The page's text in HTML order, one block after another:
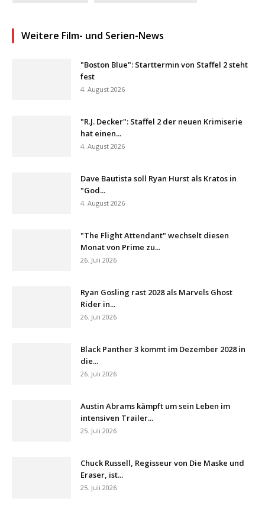
Weitere Film- und Serien-News
"Boston Blue": Starttermin von Staffel 2 steht
fest
4. August 2026
"R.J. Decker": Staffel 2 der neuen Krimiserie
hat einen...
4. August 2026
Dave Bautista soll Ryan Hurst als Kratos in
"God...
4. August 2026
"The Flight Attendant" wechselt diesen
Monat von Prime zu...
26. Juli 2026
Ryan Gosling rast 2028 als Marvels Ghost
Rider in...
26. Juli 2026
Black Panther 3 kommt im Dezember 2028 in
die...
26. Juli 2026
Austin Abrams kämpft um sein Leben im
intensiven Trailer...
25. Juli 2026
Chuck Russell, Regisseur von Die Maske und
Eraser, ist...
25. Juli 2026